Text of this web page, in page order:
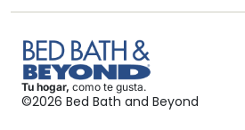
Tu hogar, como te gusta.
©2026 Bed Bath and Beyond